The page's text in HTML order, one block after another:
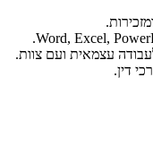
עצמאית ועם צוות.
דין.